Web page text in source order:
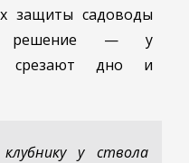
защиты садоводы
решение — у
срезают дно и
у ствола